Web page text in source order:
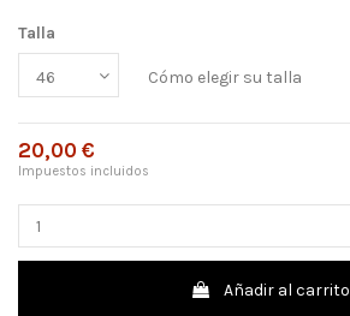
Talla
Cómo elegir su talla
20,00 €
Impuestos incluidos
Añadir al carrito